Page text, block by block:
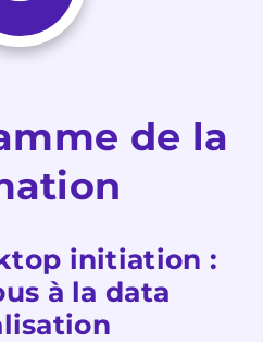
de la
initiation :
à la data